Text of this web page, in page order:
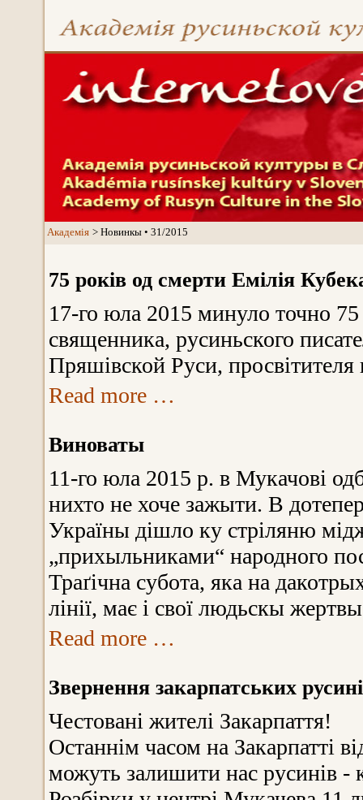
Aкадемія Новинкы • 31/2015
75 рокiв од смерти Емілія
17-го юла 2015 минуло точно 75
священника, русиньского
Пряшівской Руси, просвітителя
Read more …
Виноваты
11-го юла 2015 р. в Мукачові
нихто не хоче зажыти. В
Україны дішло ку стріляню
„прихыльниками“ народного
Траґічна субота, яка на
лінії, має і свої людьскы
Read more …
Звернення закарпатських
Честовані жителі Закарпаття!
Останнім часом на Закарпатті
можуть залишити нас русинів